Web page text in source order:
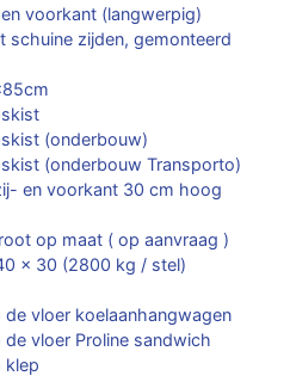
voorkant (langwerpig)
schuine zijden, gemonteerd
(onderbouw)
(onderbouw Transporto)
en voorkant 30 cm hoog
op maat ( op aanvraag )
x 30 (2800 kg / stel)
vloer koelaanhangwagen
vloer Proline sandwich
klep